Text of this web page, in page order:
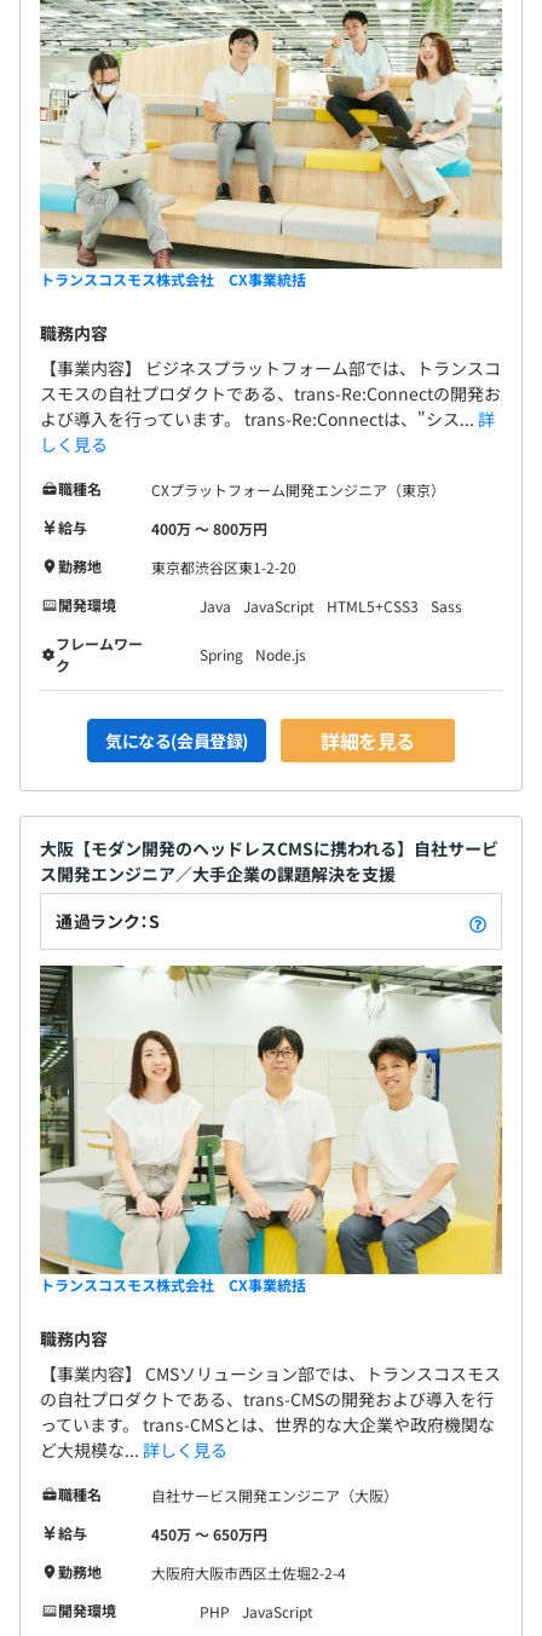
トランスコスモス株式会社 CX事業統括
職務内容
【事業内容】 ビジネスプラットフォーム部では、トランスコ
スモスの自社プロダクトである、trans-Re:Connectの開発お
よび導入を行っています。 trans-Re:Connectは、"シス... 詳
しく見る
職種名
CXプラットフォーム開発エンジニア（東京）
給与
400万 〜 800万円
勤務地
東京都渋谷区東1-2-20
開発環境
Java JavaScript HTML5+CSS3
Sass
フレームワー
ク
Spring Node.js
気になる(会員登録) 詳細を見る
大阪【モダン開発のヘッドレスCMSに携われる】自社サービ
ス開発エンジニア／大手企業の課題解決を支援
通過ランク：S
トランスコスモス株式会社 CX事業統括
職務内容
【事業内容】 CMSソリューション部では、トランスコスモス
の自社プロダクトである、trans-CMSの開発および導入を行
っています。 trans-CMSとは、世界的な大企業や政府機関な
ど大規模な... 詳しく見る
職種名
自社サービス開発エンジニア（大阪）
給与
450万 〜 650万円
勤務地
大阪府大阪市西区土佐堀2-2-4
開発環境
PHP
JavaScript